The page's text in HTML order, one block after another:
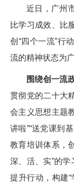
近日，广州
比学习成效、比
创“四个一流”行
流的精神状态为
围绕创一流
贯彻党的二十大
会主义思想主题
讲啦”“送党课到
教育培训体系，
深、活、实”的学
提升行动，构建